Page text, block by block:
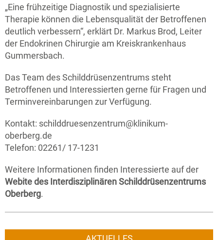
„Eine frühzeitige Diagnostik und spezialisierte
Therapie können die Lebensqualität der Betroffenen
deutlich verbessern“, erklärt Dr. Markus Brod, Leiter
der Endokrinen Chirurgie am Kreiskrankenhaus
Gummersbach.
Das Team des Schilddrüsenzentrums steht
Betroffenen und Interessierten gerne für Fragen und
Terminvereinbarungen zur Verfügung.
Kontakt: schilddruesenzentrum@klinikum-
oberberg.de
Telefon: 02261/ 17-1231
Weitere Informationen finden Interessierte auf der
Webite des Interdisziplinären Schilddrüsenzentrums
Oberberg.